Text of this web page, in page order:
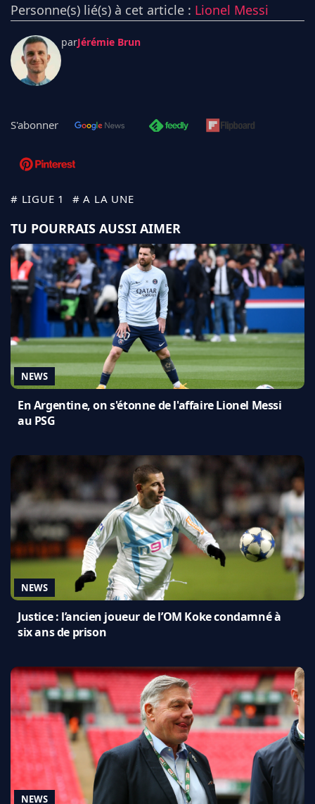
Personne(s) lié(s) à cet article : Lionel Messi
parJérémie Brun
S'abonner
# LIGUE 1 # A LA UNE
TU POURRAIS AUSSI AIMER
NEWS
En Argentine, on s'étonne de l'affaire Lionel Messi
au PSG
NEWS
Justice : l’ancien joueur de l’OM Koke condamné à
six ans de prison
NEWS